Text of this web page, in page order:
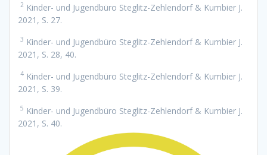
2 Kinder- und Jugendbüro Steglitz-Zehlendorf & Kumbier J.
2021, S. 27.
3 Kinder- und Jugendbüro Steglitz-Zehlendorf & Kumbier J.
2021, S. 28, 40.
4Kinder- und Jugendbüro Steglitz-Zehlendorf & Kumbier J.
2021, S. 39.
5 Kinder- und Jugendbüro Steglitz-Zehlendorf & Kumbier J.
2021, S. 40.